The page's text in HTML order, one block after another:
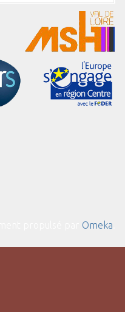
Omeka